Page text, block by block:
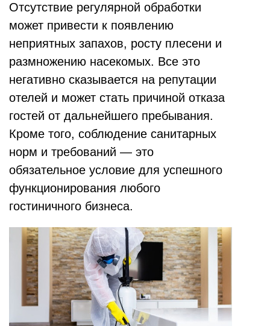
Отсутствие регулярной обработки
может привести к появлению
неприятных запахов, росту плесени и
размножению насекомых. Все это
негативно сказывается на репутации
отелей и может стать причиной отказа
гостей от дальнейшего пребывания.
Кроме того, соблюдение санитарных
норм и требований — это
обязательное условие для успешного
функционирования любого
гостиничного бизнеса.